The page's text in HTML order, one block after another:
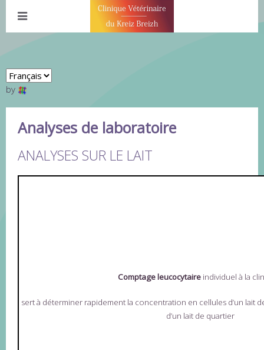
by
Analyses de laboratoire
ANALYSES SUR LE LAIT
Comptage leucocytaire individuel à la
sert à déterminer rapidement la concentration en cellules d’un lait
d’un lait de quartier